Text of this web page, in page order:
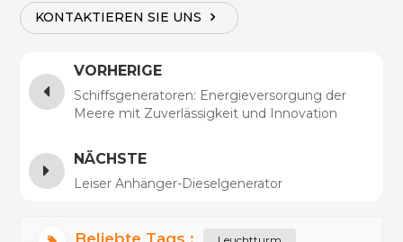
KONTAKTIEREN SIE UNS
VORHERIGE
Schiffsgeneratoren: Energieversorgung der
Meere mit Zuverlässigkeit und Innovation
NÄCHSTE
Leiser Anhänger-Dieselgenerator
Beliebte Tags :